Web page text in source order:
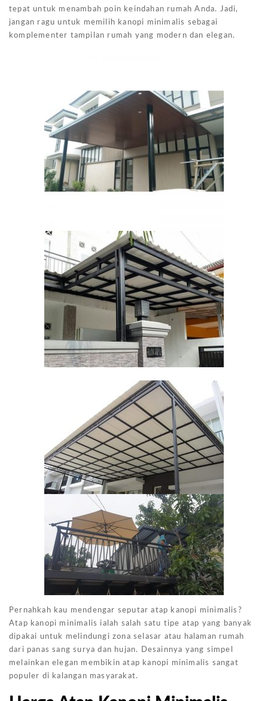
tepat untuk menambah poin keindahan rumah Anda. Jadi,
jangan ragu untuk memilih kanopi minimalis sebagai
komplementer tampilan rumah yang modern dan elegan.
Pernahkah kau mendengar seputar atap kanopi minimalis?
Atap kanopi minimalis ialah salah satu tipe atap yang banyak
dipakai untuk melindungi zona selasar atau halaman rumah
dari panas sang surya dan hujan. Desainnya yang simpel
melainkan elegan membikin atap kanopi minimalis sangat
populer di kalangan masyarakat.